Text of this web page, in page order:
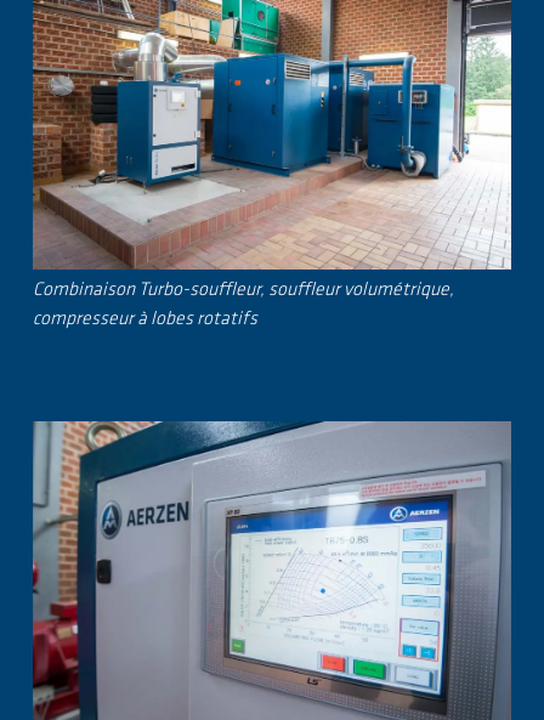
Combinaison Turbo-souffleur, souffleur volumétrique,
compresseur à lobes rotatifs